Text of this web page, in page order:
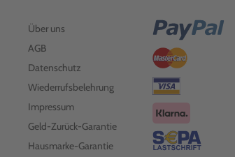
Über uns
AGB
Datenschutz
Wiederrufsbelehrung
Impressum
Geld-Zurück-Garantie
Hausmarke-Garantie